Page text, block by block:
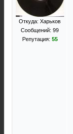
Откуда: Харьков
Сообщений: 99
Репутация: 55